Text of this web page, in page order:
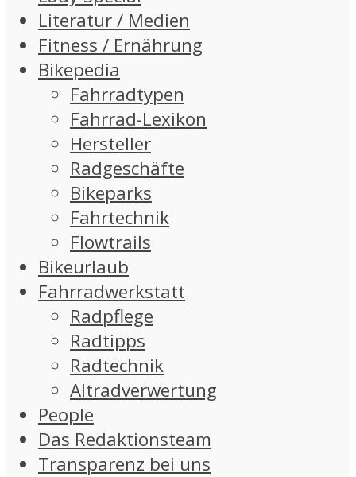
Literatur / Medien
Fitness / Ernährung
Bikepedia
Fahrradtypen
Fahrrad-Lexikon
Hersteller
Radgeschäfte
Bikeparks
Fahrtechnik
Flowtrails
Bikeurlaub
Fahrradwerkstatt
Radpflege
Radtipps
Radtechnik
Altradverwertung
People
Das Redaktionsteam
Transparenz bei uns